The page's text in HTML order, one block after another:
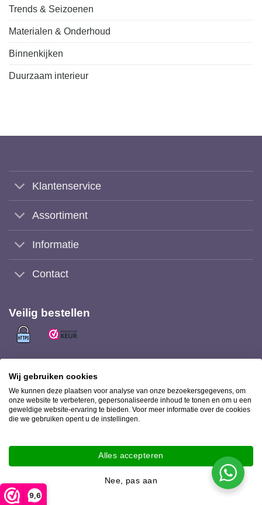
9,6
Trends & Seizoenen
Materialen & Onderhoud
Binnenkijken
Duurzaam interieur
Klantenservice
Assortiment
Informatie
Contact
Veilig bestellen
Veilig (achteraf) betalen met
Bezorging met
Ookinhetpaars.nl 2026 © |
Wij gebruiken cookies
We kunnen deze plaatsen voor analyse van onze bezoekersgegevens, om
onze website te verbeteren, gepersonaliseerde inhoud te tonen en om u een
geweldige website-ervaring te bieden. Voor meer informatie over de cookies
die we gebruiken opent u de instellingen.
Alles accepteren
Nee, pas aan